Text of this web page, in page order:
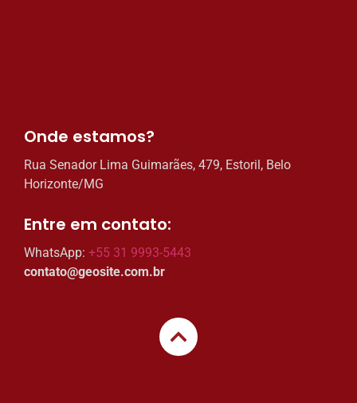
Onde estamos?​
Rua Senador Lima Guimarães, 479, Estoril, Belo
Horizonte/MG
Entre em contato:​
WhatsApp: +55 31 9993-5443
contato@geosite.com.br